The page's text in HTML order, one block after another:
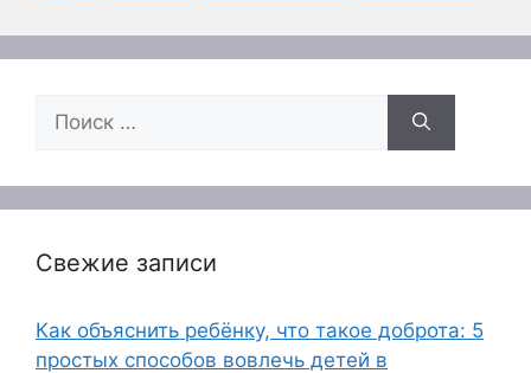
Поиск:
Свежие записи
Как объяснить ребёнку, что такое доброта: 5
простых способов вовлечь детей в